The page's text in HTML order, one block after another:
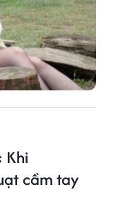
Khi
cầm tay